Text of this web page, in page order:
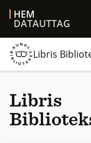
HEM
DATAUTTAG
Libris
Libris